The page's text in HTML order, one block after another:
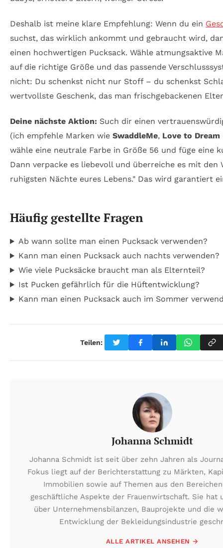
Deshalb ist meine klare Empfehlung: Wenn du ein
suchst, das wirklich ankommt und gebraucht wird,
einen hochwertigen Pucksack. Wähle atmungsaktive
auf die richtige Größe und das passende
nicht: Du schenkst nicht nur Stoff – du schenkst
wertvollste Geschenk, das man frischgebackenen
Deine nächste Aktion: Such dir einen
(ich empfehle Marken wie SwaddleMe, Love to Dream
wähle eine neutrale Farbe in Größe 56 und füge eine
Dann verpacke es liebevoll und überreiche es mit den
ruhigsten Nächte eures Lebens." Das wird garantiert
Häufig gestellte Fragen
Ab wann sollte man einen Pucksack verwenden?
Kann man einen Pucksack auch nachts verwenden?
Wie viele Pucksäcke braucht man als Elternteil?
Ist Pucken gefährlich für die Hüftentwicklung?
Kann man einen Pucksack auch im Sommer
Teilen:
Johanna Schmidt
Johanna Schmidt ist seit über zehn Jahren als
Fokus liegt auf der Berichterstattung zu Märkten,
Immobilien sowie auf Themen aus den
geschäftliche Aspekte der Frauenwirtschaft. Sie hat
über Unternehmensbilanzen, Bauprojekte und die
Entwicklung der Bekleidungsindustrie
ALLE ARTIKEL ANSEHEN →